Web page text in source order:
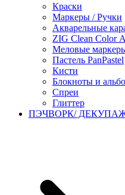
Краски
Маркеры / Ручки
Акварельные
ZIG Clean
Меловые
Пастель PanPastel
Кисти
Блокноты и
Спреи
Глиттер
ПЭЧВОРК/